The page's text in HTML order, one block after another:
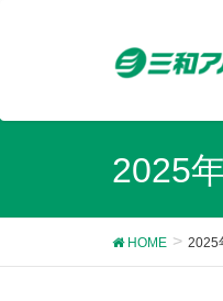
2025
HOME 2025